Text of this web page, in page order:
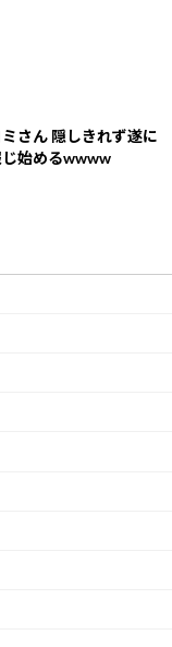
さん 隠しきれず遂に
じ始めるwwww